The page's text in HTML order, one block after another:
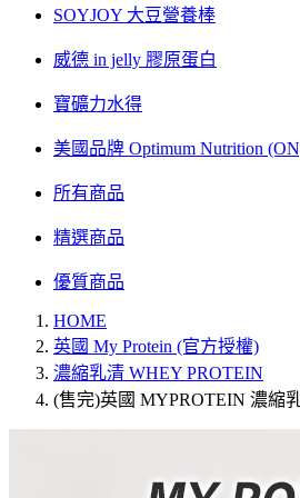
SOYJOY 大豆營養棒
威德 in jelly 膠原蛋白
寶礦力水得
美國品牌 Optimum Nutrition
所有商品
精選商品
優質商品
HOME
英國 My Protein (官方授權)
濃縮乳清 WHEY PROTEIN
(售完)英國 MYPROTEIN 濃縮